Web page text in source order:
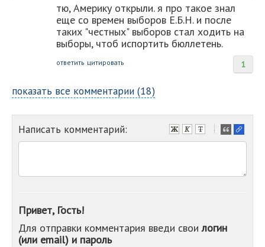
тю, Америку открыли. я про такое знал
еще со времен выборов Е.Б.Н. и после
таких "честных" выборов стал ходить на
выборы, чтоб испортить бюллетень.
1
ответить цитировать
показать все комментарии (18)
Написать комментарий:
-
-
-
-
Привет, Гость!
Для отправки комментария введи своилогин
(или email) и пароль